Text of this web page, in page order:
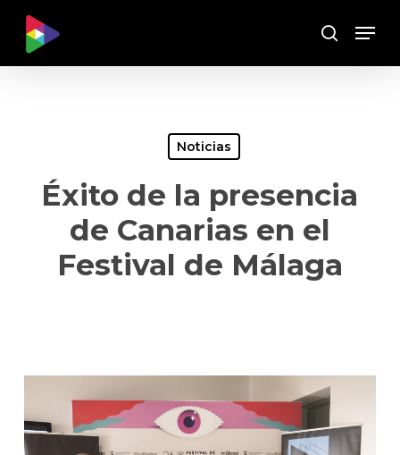
main
Buscar
Menu
Noticias
Éxito de la presencia
de Canarias en el
Festival de Málaga